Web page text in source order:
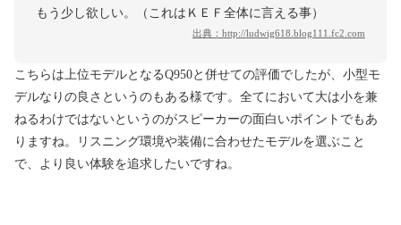
もう少し欲しい。（これはＫＥＦ全体に言える事）
出典： http://ludwig618.blog111.fc2.com
こちらは上位モデルとなるQ950と併せての評価でしたが、小型モ
デルなりの良さというのもある様です。全てにおいて大は小を兼
ねるわけではないというのがスピーカーの面白いポイントでもあ
りますね。リスニング環境や装備に合わせたモデルを選ぶこと
で、より良い体験を追求したいですね。